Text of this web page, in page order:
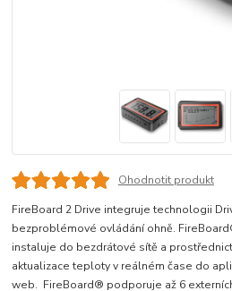
Ohodnotit produkt
FireBoard 2 Drive integruje technologii
bezproblémové ovládání ohně.
instaluje do bezdrátové sítě a
aktualizace teploty v reálném čase do
web. FireBoard® podporuje až 6